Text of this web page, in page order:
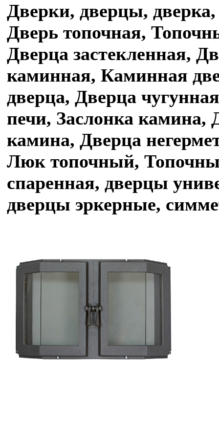
Дверки, дверцы,
Дверь топочная,
Дверца застекленная,
каминная, Каминная
дверца, Дверца
печи, Заслонка камина,
камина, Дверца
Люк топочный,
спаренная, дверцы
дверцы эркерные,